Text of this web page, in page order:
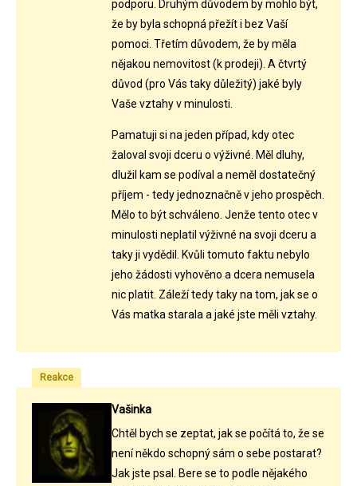
podporu. Druhým důvodem by mohlo být,
že by byla schopná přežít i bez Vaší
pomoci. Třetím důvodem, že by měla
nějakou nemovitost (k prodeji). A čtvrtý
důvod (pro Vás taky důležitý) jaké byly
Vaše vztahy v minulosti.
Pamatuji si na jeden případ, kdy otec
žaloval svoji dceru o výživné. Měl dluhy,
dlužil kam se podíval a neměl dostatečný
příjem - tedy jednoznačně v jeho prospěch.
Mělo to být schváleno. Jenže tento otec v
minulosti neplatil výživné na svoji dceru a
taky ji vydědil. Kvůli tomuto faktu nebylo
jeho žádosti vyhověno a dcera nemusela
nic platit. Záleží tedy taky na tom, jak se o
Vás matka starala a jaké jste měli vztahy.
Reakce
Vašinka
Chtěl bych se zeptat, jak se počítá to, že se
není někdo schopný sám o sebe postarat?
Jak jste psal. Bere se to podle nějakého